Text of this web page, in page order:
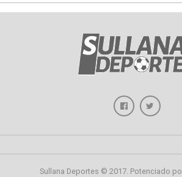
Sullana Deportes © 2017. Potenciado